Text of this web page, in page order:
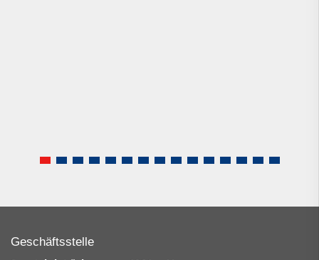
Geschäftsstelle